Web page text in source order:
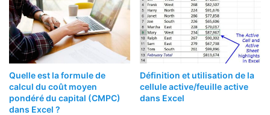
Quelle est la formule de
calcul du coût moyen
pondéré du capital (CMPC)
dans Excel ?
Définition et utilisation de la
cellule active/feuille active
dans Excel